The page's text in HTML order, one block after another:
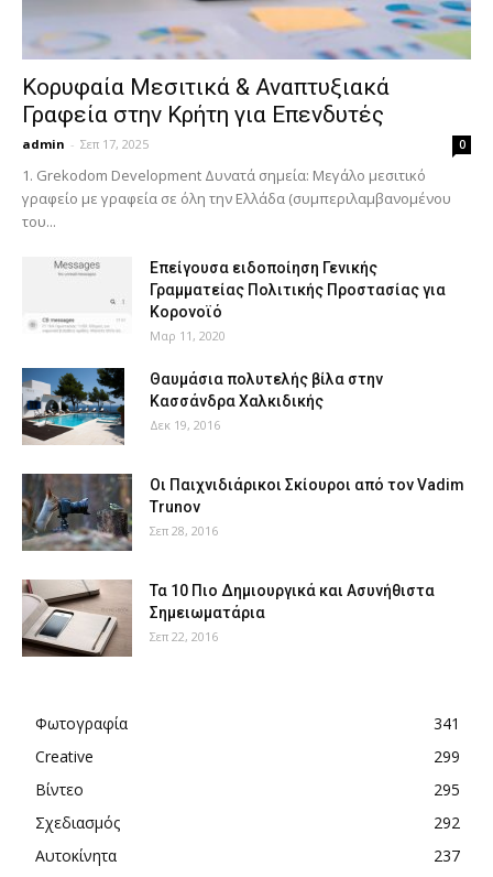
Κορυφαία Μεσιτικά & Αναπτυξιακά
Γραφεία στην Κρήτη για Επενδυτές
admin - Σεπ 17, 2025 0
1. Grekodom Development Δυνατά σημεία: Μεγάλο μεσιτικό
γραφείο με γραφεία σε όλη την Ελλάδα (συμπεριλαμβανομένου
του...
Επείγουσα ειδοποίηση Γενικής
Γραμματείας Πολιτικής Προστασίας για
Κορονοϊό
Μαρ 11, 2020
Θαυμάσια πολυτελής βίλα στην
Κασσάνδρα Χαλκιδικής
Δεκ 19, 2016
Οι Παιχνιδιάρικοι Σκίουροι από τον Vadim
Trunov
Σεπ 28, 2016
Τα 10 Πιο Δημιουργικά και Ασυνήθιστα
Σημειωματάρια
Σεπ 22, 2016
Φωτογραφία
341
Creative
299
Βίντεο
295
Σχεδιασμός
292
Αυτοκίνητα
237